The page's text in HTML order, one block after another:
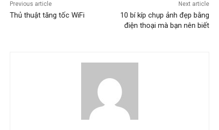
Previous article
Thủ thuật tăng tốc WiFi
Next article
10 bí kíp chụp ảnh đẹp bằng
điện thoại mà bạn nên biết